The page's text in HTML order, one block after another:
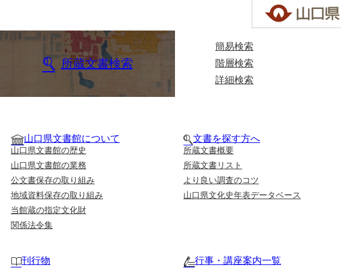
所蔵文書検索
簡易検索
階層検索
詳細検索
山口県文書館について
山口県文書館の歴史
山口県文書館の業務
公文書保存の取り組み
地域資料保存の取り組み
当館蔵の指定文化財
関係法令集
文書を探す方へ
所蔵文書概要
所蔵文書リスト
より良い調査のコツ
山口県文化史年表データベース
刊行物 行事・講座案内一覧